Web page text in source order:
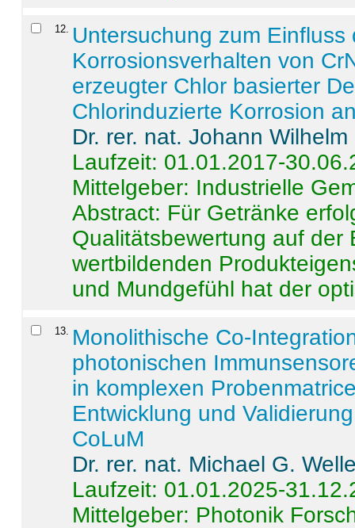
12
Untersuchung zum
Korrosionsverhalten von
erzeugter Chlor basierter
Chlorinduzierte Korrosion
Dr. rer. nat. Johann
Laufzeit: 01.01.2017-
Mittelgeber: Industrielle
Abstract: Für Getränke
Qualitätsbewertung auf der
wertbildenden
und Mundgefühl hat der
13
Monolithische Co-
photonischen
in komplexen
Entwicklung und
CoLuM
Dr. rer. nat. Michael G.
Laufzeit: 01.01.2025-
Mittelgeber: Photonik